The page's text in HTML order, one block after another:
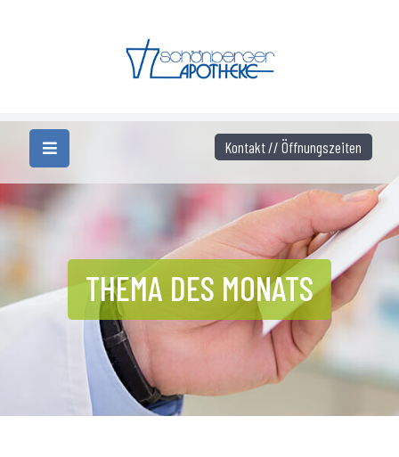
THEMA DES MONATS
Kontakt // Öffnungszeiten